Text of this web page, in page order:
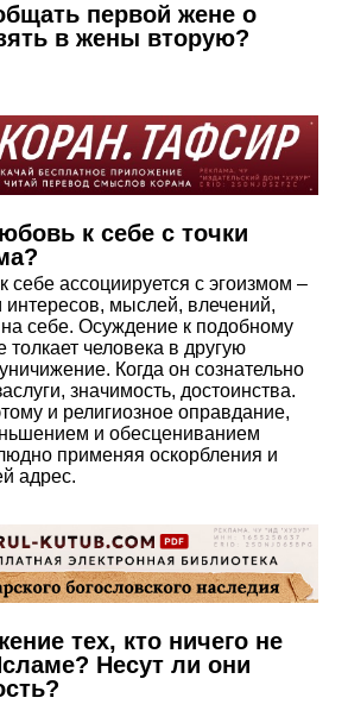
первой жене о
в жены вторую?
к себе с точки
себе ассоциируется с эгоизмом –
интересов, мыслей, влечений,
себе. Осуждение к подобному
человека в другую
Когда он сознательно
значимость, достоинства.
и религиозное оправдание,
и обесцениванием
применяя оскорбления и
адрес.
тех, кто ничего не
Несут ли они